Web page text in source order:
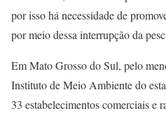
por isso há necessidade de
por meio dessa interrupção da
Em Mato Grosso do Sul, pelo
Instituto de Meio Ambiente do
33 estabelecimentos comerciais e